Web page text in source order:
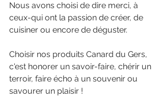
Nous avons choisi de dire merci, à
ceux-qui ont la passion de créer, de
cuisiner ou encore de déguster.
Choisir nos produits Canard du Gers,
c'est honorer un savoir-faire, chérir un
terroir, faire écho à un souvenir ou
savourer un plaisir !